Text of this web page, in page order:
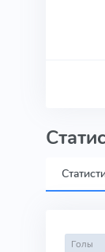
Голы